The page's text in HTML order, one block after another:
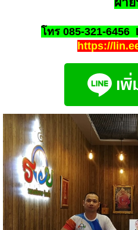
โทร 085-321-6456
https://